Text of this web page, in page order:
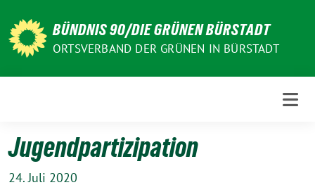
zum
Inhalt
BÜNDNIS 90/DIE GRÜNEN BÜRSTADT
ORTSVERBAND DER GRÜNEN IN BÜRSTADT
Jugendpartizipation
24. Juli 2020